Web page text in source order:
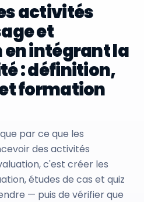
activités
et
intégrant la
: définition,
formation
par ce que les
des activités
c'est créer les
études de cas et quiz
— puis de vérifier que